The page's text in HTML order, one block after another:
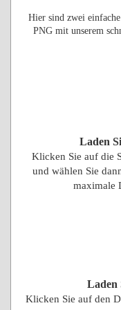
Hier sind zwei
PNG mit unserem
Laden
Klicken Sie auf die
und wählen Sie
maximale
Laden
Klicken Sie auf den